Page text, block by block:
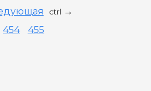
ctrl →
454 455